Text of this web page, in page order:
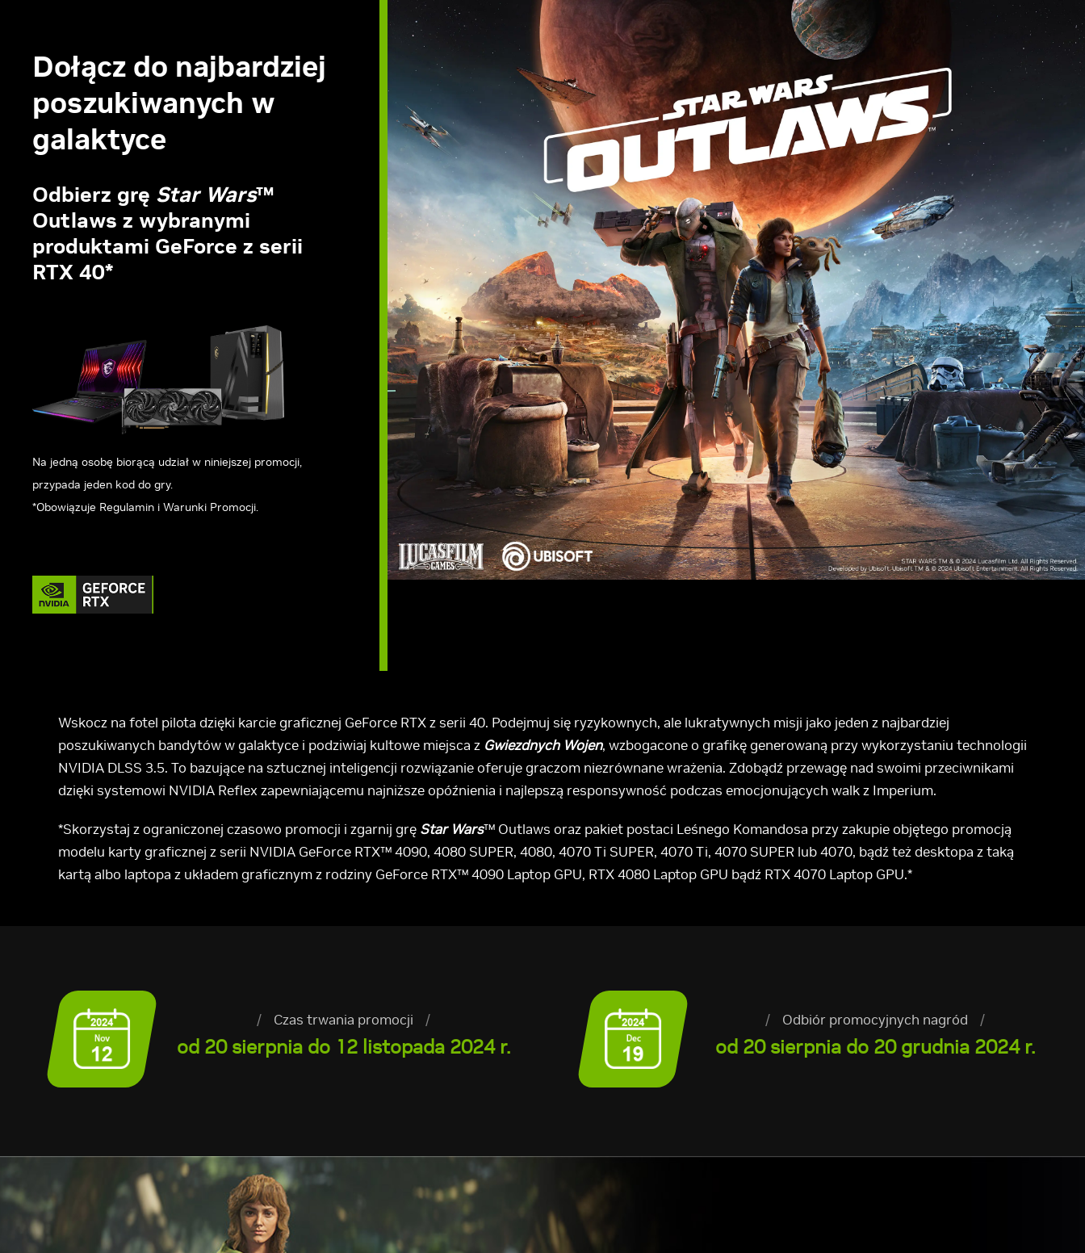
Dołącz do najbardziej
poszukiwanych w
galaktyce
Odbierz grę Star Wars™
Outlaws z wybranymi
produktami GeForce z serii
RTX 40*
Na jedną osobę biorącą udział w niniejszej promocji,
przypada jeden kod do gry.
*Obowiązuje Regulamin i Warunki Promocji.
Wskocz na fotel pilota dzięki karcie graficznej GeForce RTX z serii 40. Podejmuj się ryzykownych, ale lukratywnych misji jako jeden z najbardziej
poszukiwanych bandytów w galaktyce i podziwiaj kultowe miejsca z Gwiezdnych Wojen, wzbogacone o grafikę generowaną przy wykorzystaniu technologii
NVIDIA DLSS 3.5. To bazujące na sztucznej inteligencji rozwiązanie oferuje graczom niezrównane wrażenia. Zdobądź przewagę nad swoimi przeciwnikami
dzięki systemowi NVIDIA Reflex zapewniającemu najniższe opóźnienia i najlepszą responsywność podczas emocjonujących walk z Imperium.
*Skorzystaj z ograniczonej czasowo promocji i zgarnij grę Star Wars™ Outlaws oraz pakiet postaci Leśnego Komandosa przy zakupie objętego promocją
modelu karty graficznej z serii NVIDIA GeForce RTX™ 4090, 4080 SUPER, 4080, 4070 Ti SUPER, 4070 Ti, 4070 SUPER lub 4070, bądź też desktopa z taką
kartą albo laptopa z układem graficznym z rodziny GeForce RTX™ 4090 Laptop GPU, RTX 4080 Laptop GPU bądź RTX 4070 Laptop GPU.*
/ Czas trwania promocji /
od 20 sierpnia do 12 listopada 2024 r.
/ Odbiór promocyjnych nagród /
od 20 sierpnia do 20 grudnia 2024 r.